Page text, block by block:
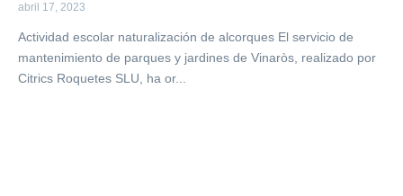
abril 17, 2023
Actividad escolar naturalización de alcorques El servicio de
mantenimiento de parques y jardines de Vinaròs, realizado por
Citrics Roquetes SLU, ha or...